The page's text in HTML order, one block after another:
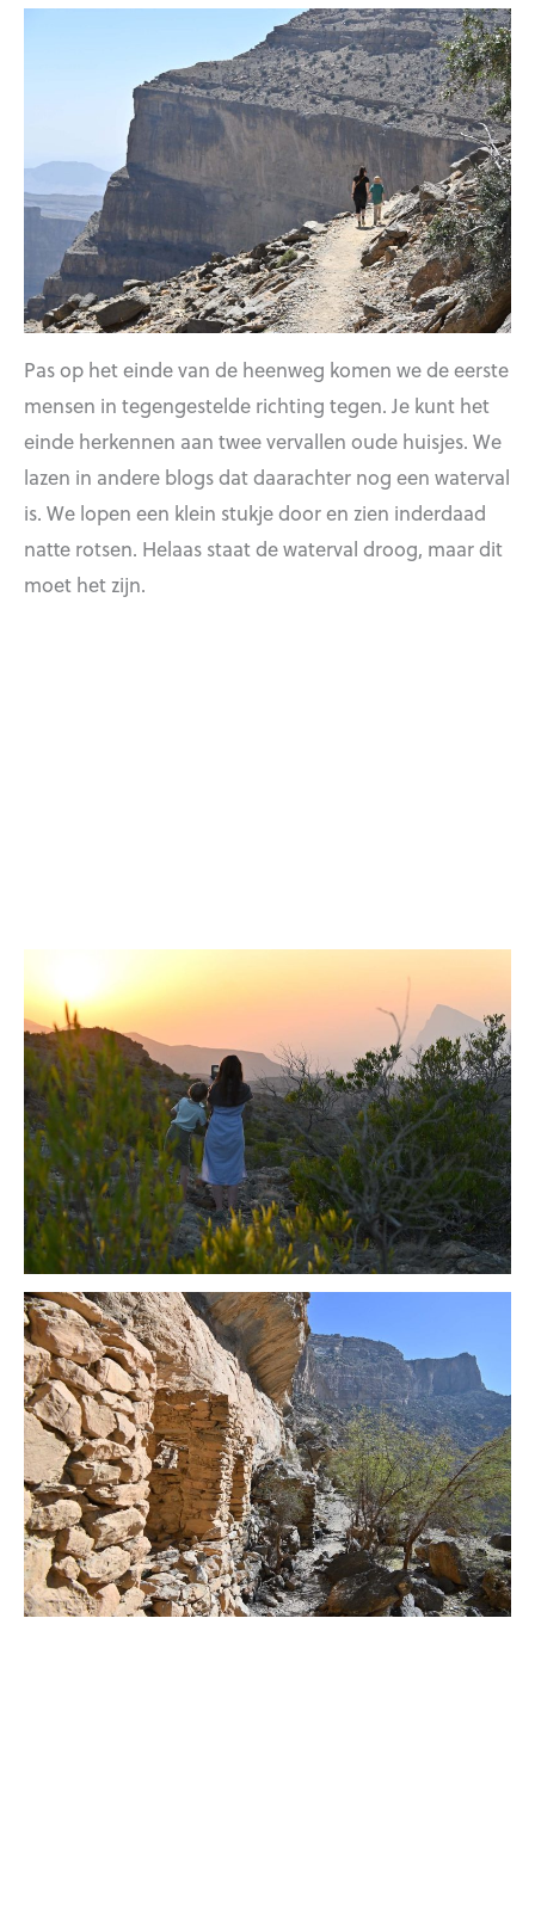
Pas op het einde van de heenweg komen we de eerste
mensen in tegengestelde richting tegen. Je kunt het
einde herkennen aan twee vervallen oude huisjes. We
lazen in andere blogs dat daarachter nog een waterval
is. We lopen een klein stukje door en zien inderdaad
natte rotsen. Helaas staat de waterval droog, maar dit
moet het zijn.